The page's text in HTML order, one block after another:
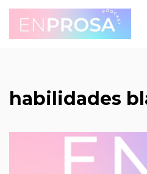
Saltar
habilidades